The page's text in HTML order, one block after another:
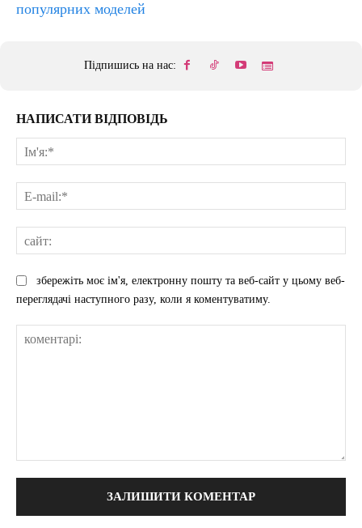
популярних моделей
Підпишись на нас:
НАПИСАТИ ВІДПОВІДЬ
збережіть моє ім'я, електронну пошту та веб-сайт у цьому веб-
переглядачі наступного разу, коли я коментуватиму.